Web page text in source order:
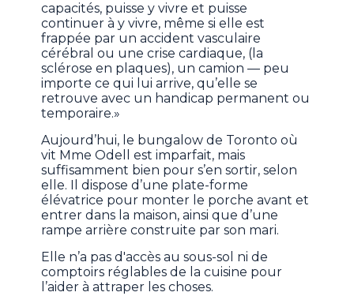
capacités, puisse y vivre et puisse
continuer à y vivre, même si elle est
frappée par un accident vasculaire
cérébral ou une crise cardiaque, (la
sclérose en plaques), un camion — peu
importe ce qui lui arrive, qu’elle se
retrouve avec un handicap permanent ou
temporaire.»
Aujourd’hui, le bungalow de Toronto où
vit Mme Odell est imparfait, mais
suffisamment bien pour s’en sortir, selon
elle. Il dispose d’une plate-forme
élévatrice pour monter le porche avant et
entrer dans la maison, ainsi que d’une
rampe arrière construite par son mari.
Elle n’a pas d'accès au sous-sol ni de
comptoirs réglables de la cuisine pour
l’aider à attraper les choses.